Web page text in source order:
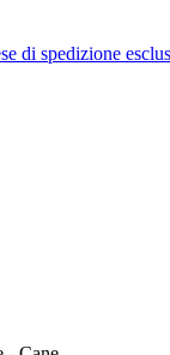
di spedizione